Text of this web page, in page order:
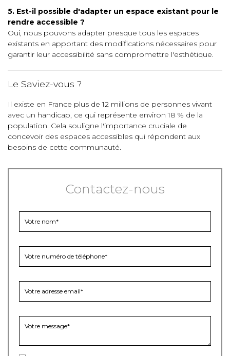
5. Est-il possible d'adapter un espace existant pour le
rendre accessible ?
Oui, nous pouvons adapter presque tous les espaces
existants en apportant des modifications nécessaires pour
garantir leur accessibilité sans compromettre l'esthétique.
Le Saviez-vous ?
Il existe en France plus de 12 millions de personnes vivant
avec un handicap, ce qui représente environ 18 % de la
population. Cela souligne l'importance cruciale de
concevoir des espaces accessibles qui répondent aux
besoins de cette communauté.
Contactez-nous